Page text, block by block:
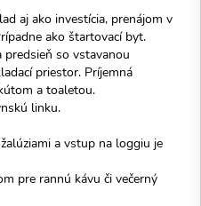
aj ako investícia, prenájom v
ako štartovací byt.
so vstavanou
priestor. Príjemná
a toaletou.
linku.
a vstup na loggiu je
pre rannú kávu či večerný